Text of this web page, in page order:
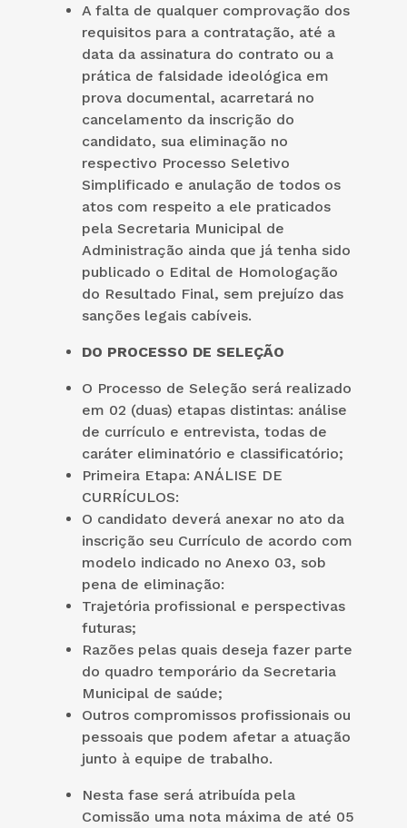
A falta de qualquer comprovação dos
requisitos para a contratação, até a
data da assinatura do contrato ou a
prática de falsidade ideológica em
prova documental, acarretará no
cancelamento da inscrição do
candidato, sua eliminação no
respectivo Processo Seletivo
Simplificado e anulação de todos os
atos com respeito a ele praticados
pela Secretaria Municipal de
Administração ainda que já tenha sido
publicado o Edital de Homologação
do Resultado Final, sem prejuízo das
sanções legais cabíveis.
DO PROCESSO DE SELEÇÃO
O Processo de Seleção será realizado
em 02 (duas) etapas distintas: análise
de currículo e entrevista, todas de
caráter eliminatório e classificatório;
Primeira Etapa: ANÁLISE DE
CURRÍCULOS:
O candidato deverá anexar no ato da
inscrição seu Currículo de acordo com
modelo indicado no Anexo 03, sob
pena de eliminação:
Trajetória profissional e perspectivas
futuras;
Razões pelas quais deseja fazer parte
do quadro temporário da Secretaria
Municipal de saúde;
Outros compromissos profissionais ou
pessoais que podem afetar a atuação
junto à equipe de trabalho.
Nesta fase será atribuída pela
Comissão uma nota máxima de até 05